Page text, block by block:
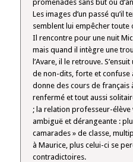
promenades sans but ou
Les images d’un passé qu’il
semblent lui empêcher toute
Il rencontre pour une nuit
mais quand il intègre une
l’Avare, il le retrouve.
de non-dits, forte et confuse
donne des cours de français
renfermé et tout aussi
; la relation professeur-élève
ambiguë et dérangeante :
camarades » de classe,
à Maurice, plus celui-ci se
contradictoires.